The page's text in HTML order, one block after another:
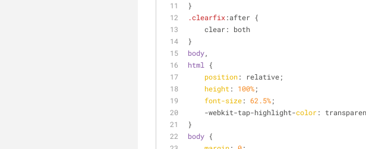
}
.clearfix:after {
    clear: both
}
body,
html
{
position: relative;
height : 100%;
font-size: 62.5%;
    -webkit-tap-highlight-
color:
}
body {